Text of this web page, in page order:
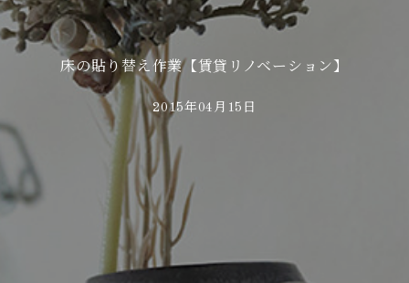
床の貼り替え作業【賃貸リノベーション】
2015年04月15日